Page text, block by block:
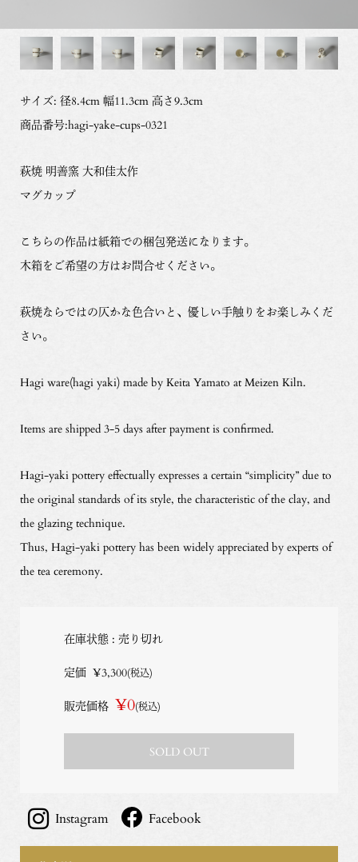
サイズ: 径8.4cm 幅11.3cm 高さ9.3cm
商品番号:hagi-yake-cups-0321
萩焼 明善窯 大和佳太作
マグカップ
こちらの作品は紙箱での梱包発送になります。
木箱をご希望の方はお問合せください。
萩焼ならではの仄かな色合いと、優しい手触りをお楽しみくだ
さい。
Hagi ware(hagi yaki) made by Keita Yamato at Meizen Kiln.
Items are shipped 3-5 days after payment is confirmed.
Hagi-yaki pottery effectually expresses a certain “simplicity” due to
the original standards of its style, the characteristic of the clay, and
the glazing technique.
Thus, Hagi-yaki pottery has been widely appreciated by experts of
the tea ceremony.
在庫状態 : 売り切れ
定価 ¥3,300(税込)
販売価格 ¥0(税込)
SOLD OUT
Instagram Facebook